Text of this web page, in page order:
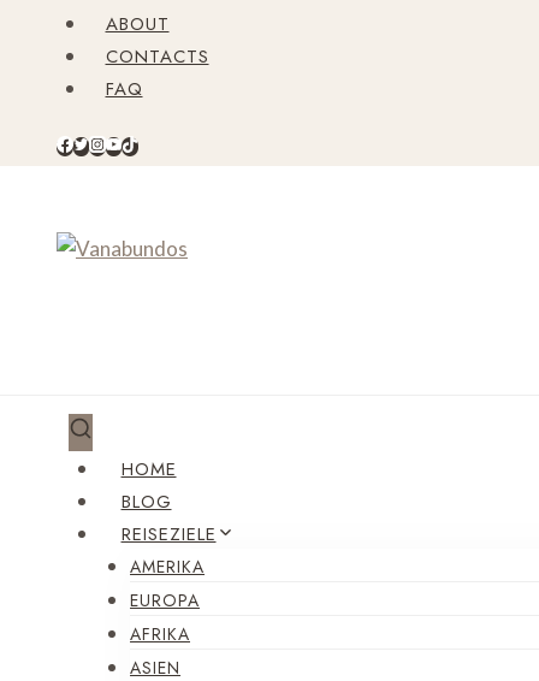
springen
ABOUT
CONTACTS
FAQ
HOME
BLOG
REISEZIELE
AMERIKA
EUROPA
AFRIKA
ASIEN